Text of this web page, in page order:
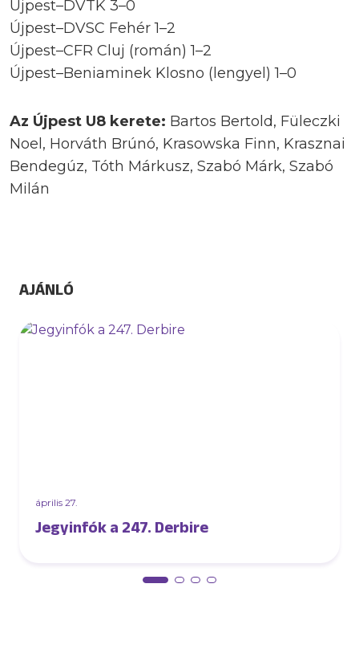
Újpest–DVTK 3–0
Újpest–DVSC Fehér 1–2
Újpest–CFR Cluj (román) 1–2
Újpest–Beniaminek Klosno (lengyel) 1–0
Az Újpest U8 kerete: Bartos Bertold, Füleczki
Noel, Horváth Brúnó, Krasowska Finn, Krasznai
Bendegúz, Tóth Márkusz, Szabó Márk, Szabó
Milán
AJÁNLÓ
április 27.
Jegyinfók a 247. Derbire